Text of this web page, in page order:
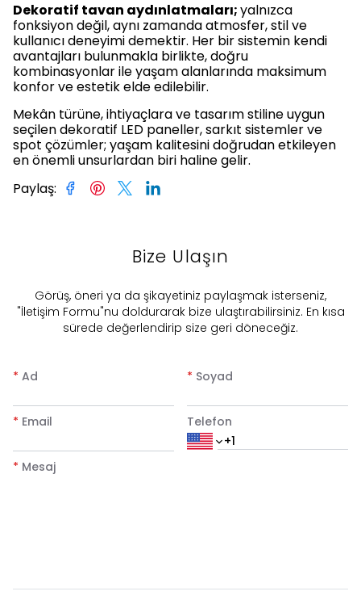
Dekoratif tavan aydınlatmaları;yalnızca
fonksiyon değil, aynı zamanda atmosfer, stil ve
kullanıcı deneyimi demektir. Her bir sistemin kendi
avantajları bulunmakla birlikte, doğru
kombinasyonlar ile yaşam alanlarında maksimum
konfor ve estetik elde edilebilir.
Mekân türüne, ihtiyaçlara ve tasarım stiline uygun
seçilen dekoratif LED paneller, sarkıt sistemler ve
spot çözümler; yaşam kalitesini doğrudan etkileyen
en önemli unsurlardan biri haline gelir.
Paylaş:
Bize Ulaşın
​Görüş, öneri ya da şikayetiniz paylaşmak isterseniz,
"İletişim Formu"nu doldurarak bize ulaştırabilirsiniz. En kısa
sürede değerlendirip size geri döneceğiz.
* Ad * Soyad
* Email Telefon
* Mesaj